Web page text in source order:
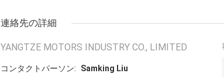
連絡先の詳細
YANGTZE MOTORS INDUSTRY CO., LIMITED
コンタクトパーソン:
Samking Liu